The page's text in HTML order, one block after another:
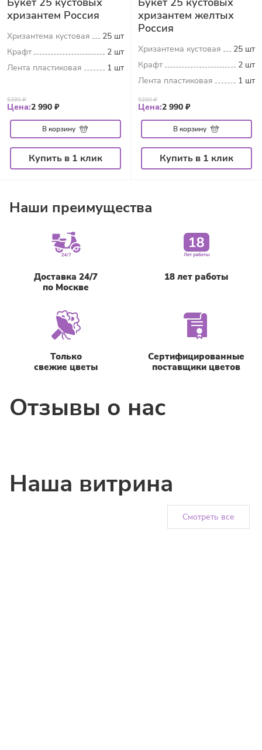
хризантем Россия
Хризантема кустовая
25 шт
Крафт
2 шт
Лента пластиковая
1 шт
5390 ₽
Цена:2 990 ₽
В корзину
Купить в 1 клик
хризантем желтых
Россия
Хризантема кустовая
25 шт
Крафт
2 шт
Лента пластиковая
1 шт
5390 ₽
Цена:2 990 ₽
В корзину
Купить в 1 клик
Наши преимущества
Доставка 24/7
по Москве
18 лет работы
Только
свежие цветы
Сертифицированные
поставщики цветов
Отзывы о нас
Наша витрина
Смотреть все